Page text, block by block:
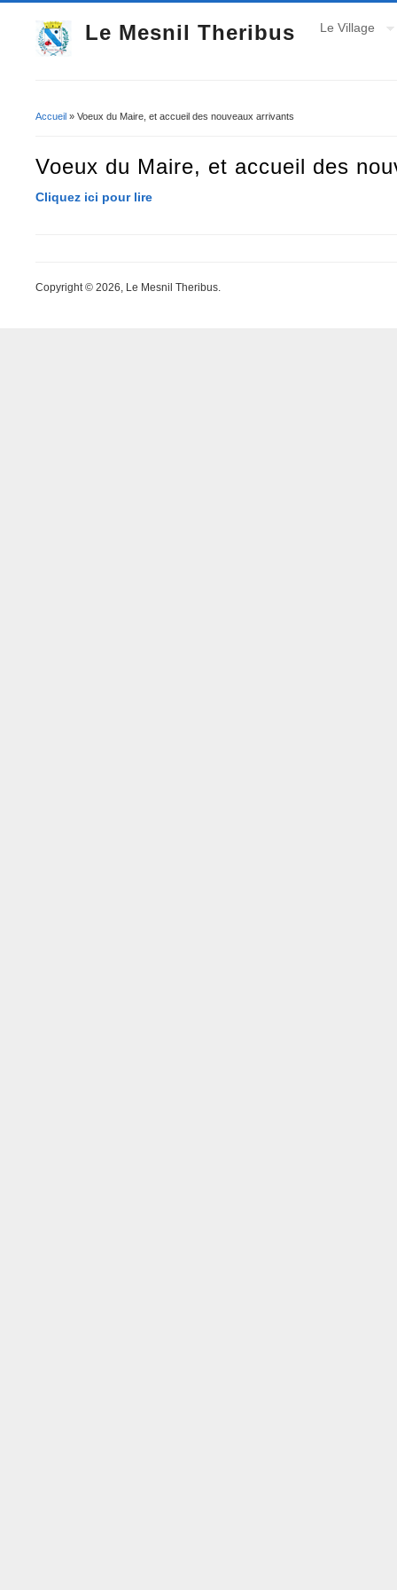
Le Mesnil Theribus Le Village
Accueil » Voeux du Maire, et accueil des nouveaux arrivants
Voeux du Maire, et accueil des
Cliquez ici pour lire
Copyright © 2026, Le Mesnil Theribus.